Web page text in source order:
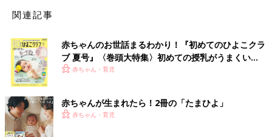
関連記事
赤ちゃんのお世話まるわかり！『初めてのひよこクラ
ブ 夏号』〈巻頭大特集〉初めての授乳がうまくい
く！ おっぱい・ミルクの基本と夏のトラブル 解決テ
赤ちゃん・育児
赤ちゃんが生まれたら！2冊の「たまひよ」
赤ちゃん・育児